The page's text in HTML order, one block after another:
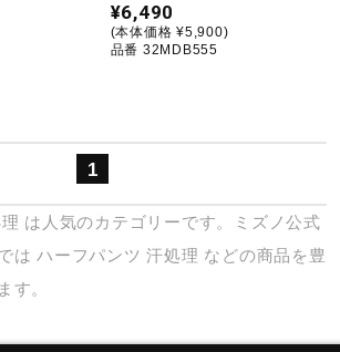
／キッズ
ル
¥6,490
(本体価格 ¥5,900)
品番 32MDB555
1
は人気のカテゴリーです。ミズノ公式
はハーフパンツ 汗処理 などの商品を豊
す。